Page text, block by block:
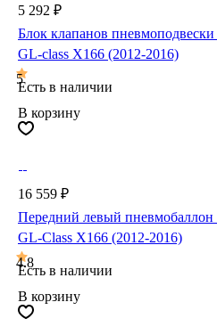
5 292 ₽
Блок клапанов пневмоподвески
GL-class X166 (2012-2016)
5
Есть в наличии
В корзину
16 559 ₽
Передний левый пневмобаллон
GL-Class X166 (2012-2016)
4.8
Есть в наличии
В корзину